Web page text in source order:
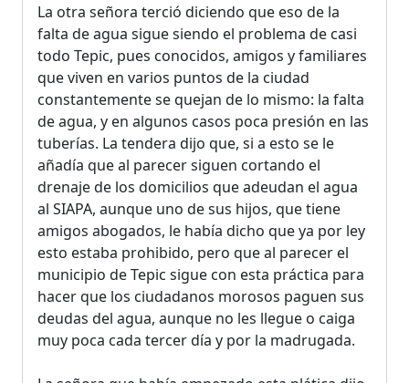
La otra señora terció diciendo que eso de la
falta de agua sigue siendo el problema de casi
todo Tepic, pues conocidos, amigos y familiares
que viven en varios puntos de la ciudad
constantemente se quejan de lo mismo: la falta
de agua, y en algunos casos poca presión en las
tuberías. La tendera dijo que, si a esto se le
añadía que al parecer siguen cortando el
drenaje de los domicilios que adeudan el agua
al SIAPA, aunque uno de sus hijos, que tiene
amigos abogados, le había dicho que ya por ley
esto estaba prohibido, pero que al parecer el
municipio de Tepic sigue con esta práctica para
hacer que los ciudadanos morosos paguen sus
deudas del agua, aunque no les llegue o caiga
muy poca cada tercer día y por la madrugada.